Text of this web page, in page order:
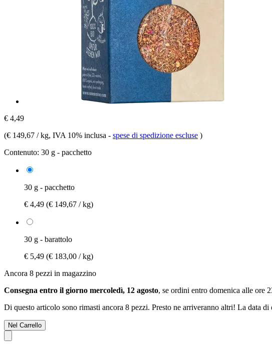
€ 4,49
(€ 149,67 / kg, IVA 10% inclusa - spese di spedizione escluse )
Contenuto: 30 g - pacchetto
30 g - pacchetto
€ 4,49 (€ 149,67 / kg)
30 g - barattolo
€ 5,49 (€ 183,00 / kg)
Ancora 8 pezzi in magazzino
Consegna entro il giorno mercoledì, 12 agosto, se ordini entro domenica alle ore
Di questo articolo sono rimasti ancora 8 pezzi. Presto ne arriveranno altri! La data
Nel Carrello